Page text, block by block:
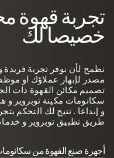
تجربة قهوة
خصيصا لك
نطمح لأن نوفر تجربة فريدة
تصميم مكائن القهوة ذات
سكانومات مكينة توبروير و
و إبداعا . نتيح لك التحكم
طريق تطبيق توبروير و
أجهزة صنع القهوة من